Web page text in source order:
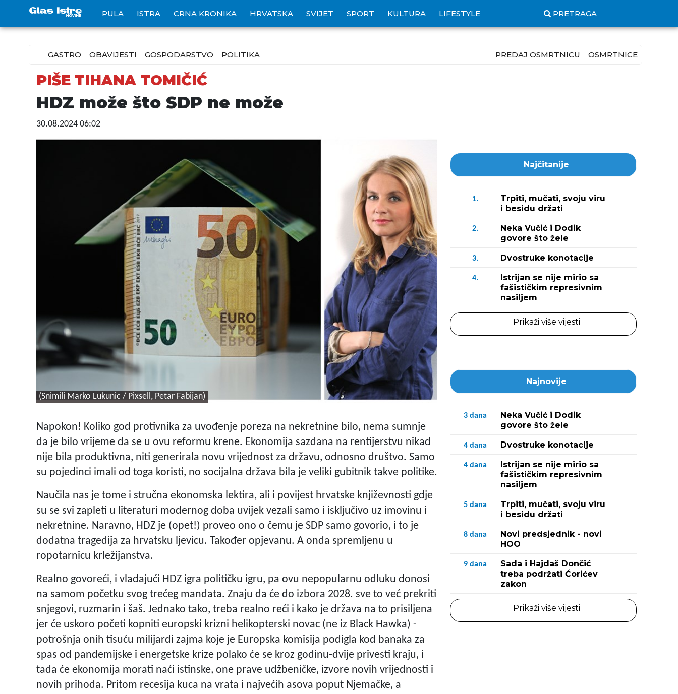
PULA ISTRA CRNA KRONIKA HRVATSKA SVIJET SPORT KULTURA LIFESTYLE PRETRAGA
GASTRO OBAVIJESTI GOSPODARSTVO POLITIKA PREDAJ OSMRTNICU OSMRTNICE
PIŠE TIHANA TOMIČIĆ
HDZ može što SDP ne može
30.08.2024 06:02
(Snimili Marko Lukunic / Pixsell, Petar Fabijan)
Napokon! Koliko god protivnika za uvođenje poreza na nekretnine bilo, nema sumnje
da je bilo vrijeme da se u ovu reformu krene. Ekonomija sazdana na rentijerstvu nikad
nije bila produktivna, niti generirala novu vrijednost za državu, odnosno društvo. Samo
su pojedinci imali od toga koristi, no socijalna država bila je veliki gubitnik takve politike.
Naučila nas je tome i stručna ekonomska lektira, ali i povijest hrvatske književnosti gdje
su se svi zapleti u literaturi modernog doba uvijek vezali samo i isključivo uz imovinu i
nekretnine. Naravno, HDZ je (opet!) proveo ono o čemu je SDP samo govorio, i to je
dodatna tragedija za hrvatsku ljevicu. Također opjevanu. A onda spremljenu u
ropotarnicu krležijanstva.
Realno govoreći, i vladajući HDZ igra političku igru, pa ovu nepopularnu odluku donosi
na samom početku svog trećeg mandata. Znaju da će do izbora 2028. sve to već prekriti
snjegovi, ruzmarin i šaš. Jednako tako, treba realno reći i kako je država na to prisiljena
jer će uskoro početi kopniti europski krizni helikopterski novac (ne iz Black Hawka) -
potrošnja onih tisuću milijardi zajma koje je Europska komisija podigla kod banaka za
spas od pandemijske i energetske krize polako će se kroz godinu-dvije privesti kraju, i
tada će ekonomija morati naći istinske, one prave udžbeničke, izvore novih vrijednosti i
novih prihoda. Pritom recesija kuca na vrata i najvećih asova poput Njemačke, a
Najčitanije
1.
Trpiti, mučati, svoju viru
i besidu držati
2.
Neka Vučić i Dodik
govore što žele
3. Dvostruke konotacije
4.
Istrijan se nije mirio sa
fašističkim represivnim
nasiljem
Prikaži više vijesti
Najnovije
3 dana
Neka Vučić i Dodik
govore što žele
4 dana Dvostruke konotacije
4 dana
Istrijan se nije mirio sa
fašističkim represivnim
nasiljem
5 dana
Trpiti, mučati, svoju viru
i besidu držati
8 dana
Novi predsjednik - novi
HOO
9 dana
Sada i Hajdaš Dončić
treba podržati Ćorićev
zakon
Prikaži više vijesti